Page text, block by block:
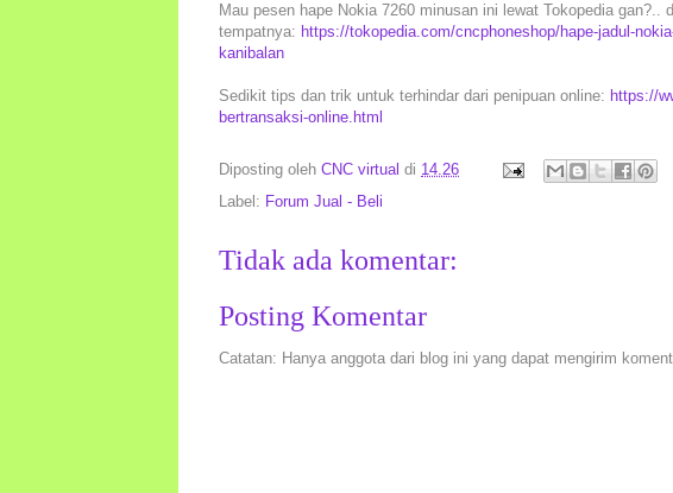
Mau pesen hape Nokia 7260 minusan ini lewat Tokopedia gan?..
tempatnya: https://tokopedia.com/cncphoneshop/hape-jadul-
kanibalan
Sedikit tips dan trik untuk terhindar dari penipuan online: https://
bertransaksi-online.html
Diposting oleh CNC virtual di 14.26
Label: Forum Jual - Beli
Tidak ada komentar:
Posting Komentar
Catatan: Hanya anggota dari blog ini yang dapat mengirim